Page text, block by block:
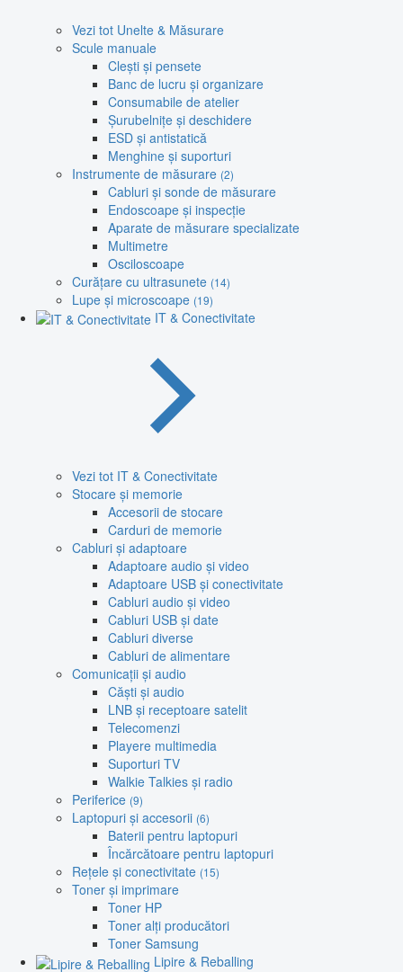
Vezi tot Unelte & Măsurare
Scule manuale
Clești și pensete
Banc de lucru și organizare
Consumabile de atelier
Șurubelnițe și deschidere
ESD și antistatică
Menghine și suporturi
Instrumente de măsurare (2)
Cabluri și sonde de măsurare
Endoscoape și inspecție
Aparate de măsurare specializate
Multimetre
Osciloscoape
Curățare cu ultrasunete (14)
Lupe și microscoape (19)
IT & Conectivitate
Vezi tot IT & Conectivitate
Stocare și memorie
Accesorii de stocare
Carduri de memorie
Cabluri și adaptoare
Adaptoare audio și video
Adaptoare USB și conectivitate
Cabluri audio și video
Cabluri USB și date
Cabluri diverse
Cabluri de alimentare
Comunicații și audio
Căști și audio
LNB și receptoare satelit
Telecomenzi
Playere multimedia
Suporturi TV
Walkie Talkies și radio
Periferice (9)
Laptopuri și accesorii (6)
Baterii pentru laptopuri
Încărcătoare pentru laptopuri
Rețele și conectivitate (15)
Toner și imprimare
Toner HP
Toner alți producători
Toner Samsung
Lipire & Reballing